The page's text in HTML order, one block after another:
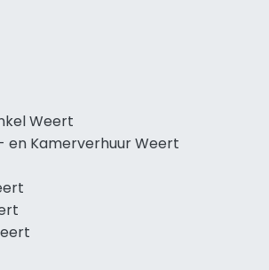
Weert
Kamerverhuur Weert